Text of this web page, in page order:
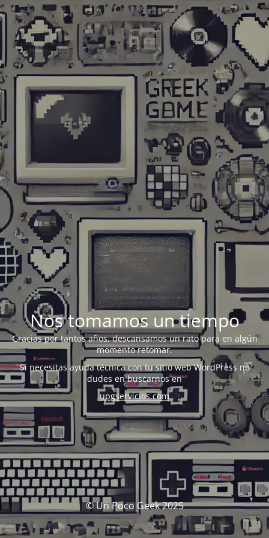
Nos tomamos un tiempo
Gracias por tantos años, descansamos un rato para en algún
momento retomar.
Si necesitas ayuda técnica con tu sitio web WordPress no
dudes en buscarnos en
upgservicios.com
© Un Poco Geek 2025